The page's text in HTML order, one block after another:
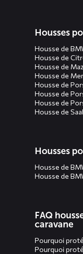
Housses
Housse de
Housse de
Housse de
Housse de
Housse de
Housse de
Housse de
Housse de
Housses
Housse de
Housse de
FAQ
caravane
Pourquoi
Pourquoi